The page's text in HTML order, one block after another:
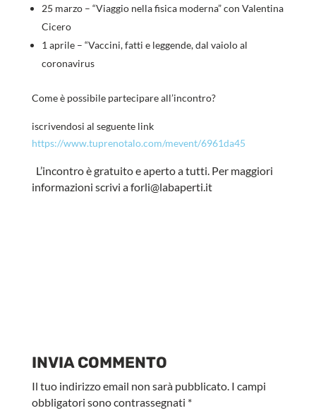
25 marzo – “Viaggio nella fisica moderna” con Valentina
Cicero
1 aprile – “Vaccini, fatti e leggende, dal vaiolo al
coronavirus
Come è possibile partecipare all’incontro?
iscrivendosi al seguente link
https://www.tuprenotalo.com/mevent/6961da45
L’incontro è gratuito e aperto a tutti. Per maggiori
informazioni scrivi a forli@labaperti.it
INVIA COMMENTO
Il tuo indirizzo email non sarà pubblicato. I campi
obbligatori sono contrassegnati *